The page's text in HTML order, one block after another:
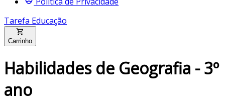
Tarefa Educação
Carrinho
Habilidades de Geografia - 3º
ano